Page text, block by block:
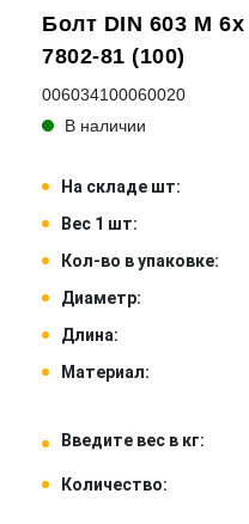
Болт DIN 603 M
7802-81 (100)
006034100060020
В наличии
На складе шт:
Вес 1 шт:
Кол-во в упаковке:
Диаметр:
Длина:
Материал:
Введите вес в кг:
Количество: